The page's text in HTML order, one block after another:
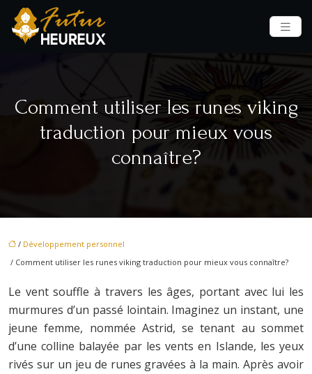
Comment utiliser les runes viking
traduction pour mieux vous
connaître?
/ Développement personnel
/ Comment utiliser les runes viking traduction pour mieux vous connaître?
Le vent souffle à travers les âges, portant avec lui les
murmures d’un passé lointain. Imaginez un instant, une
jeune femme, nommée Astrid, se tenant au sommet
d’une colline balayée par les vents en Islande, les yeux
rivés sur un jeu de runes gravées à la main. Après avoir